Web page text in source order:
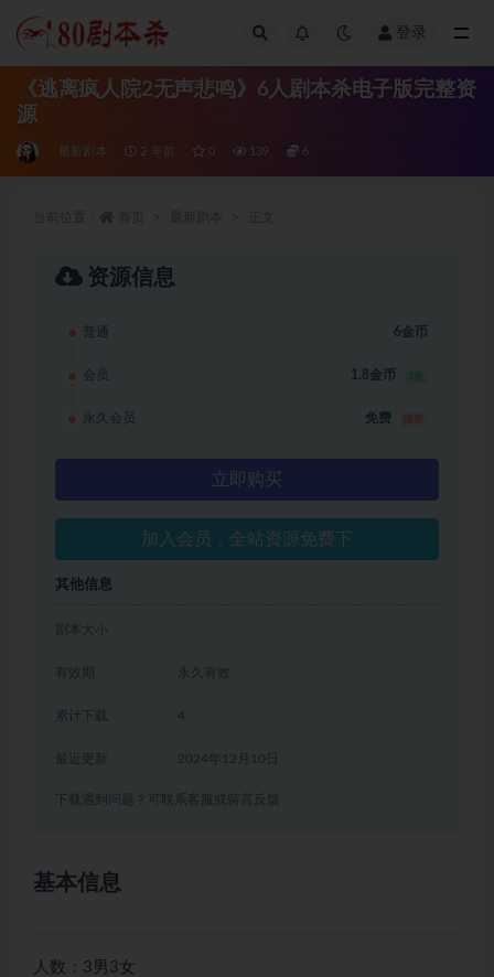
登录
《逃离疯人院2无声悲鸣》6人剧本杀电子版完整资
源
最新剧本 2 年前 0 139 6
资源信息
普通 6金币
会员 1.8金币 3折
永久会员 免费
立即购买
加入会员，全站资源免费下
其他信息
剧本大小
有效期 永久有效
累计下载 4
2024年12月10日
下载遇到问题？可联系客服或留言反馈
基本信息
人数：3男3女